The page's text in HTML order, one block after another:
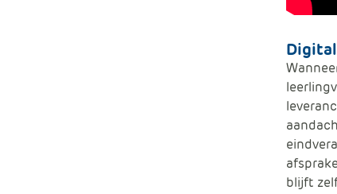
blijft